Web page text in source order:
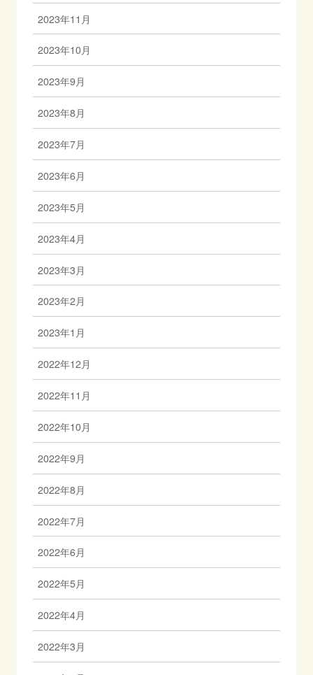
2023年11月
2023年10月
2023年9月
2023年8月
2023年7月
2023年6月
2023年5月
2023年4月
2023年3月
2023年2月
2023年1月
2022年12月
2022年11月
2022年10月
2022年9月
2022年8月
2022年7月
2022年6月
2022年5月
2022年4月
2022年3月